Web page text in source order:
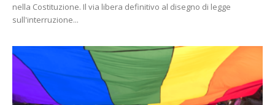
nella Costituzione. Il via libera definitivo al disegno di legge
sull'interruzione...